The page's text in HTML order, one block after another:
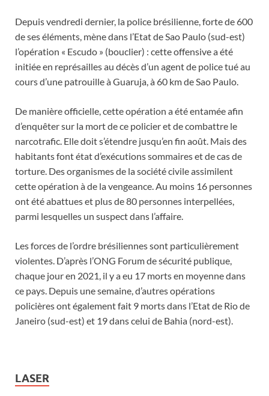
Depuis vendredi dernier, la police brésilienne, forte de 600
de ses éléments, mène dans l’Etat de Sao Paulo (sud-est)
l’opération « Escudo » (bouclier) : cette offensive a été
initiée en représailles au décès d’un agent de police tué au
cours d’une patrouille à Guaruja, à 60 km de Sao Paulo.
De manière officielle, cette opération a été entamée afin
d’enquêter sur la mort de ce policier et de combattre le
narcotrafic. Elle doit s’étendre jusqu’en fin août. Mais des
habitants font état d’exécutions sommaires et de cas de
torture. Des organismes de la société civile assimilent
cette opération à de la vengeance. Au moins 16 personnes
ont été abattues et plus de 80 personnes interpellées,
parmi lesquelles un suspect dans l’affaire.
Les forces de l’ordre brésiliennes sont particulièrement
violentes. D’après l’ONG Forum de sécurité publique,
chaque jour en 2021, il y a eu 17 morts en moyenne dans
ce pays. Depuis une semaine, d’autres opérations
policières ont également fait 9 morts dans l’Etat de Rio de
Janeiro (sud-est) et 19 dans celui de Bahia (nord-est).
LASER